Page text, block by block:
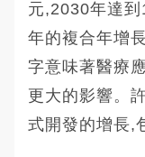
元,2030年達
年的複合年增
字意味著醫療
更大的影響。
式開發的增長,